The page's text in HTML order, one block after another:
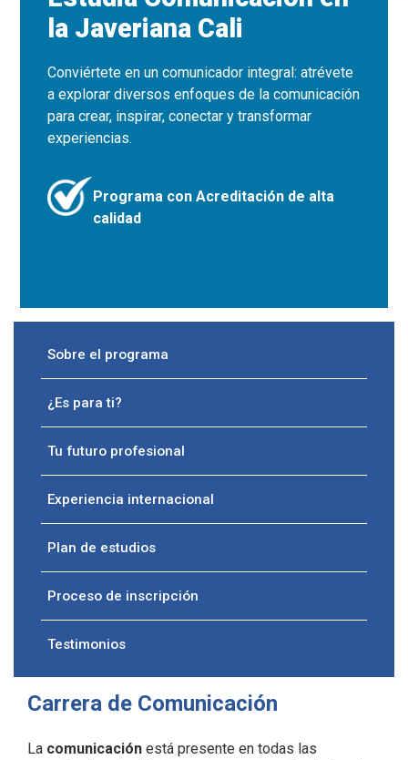
la Javeriana Cali
Conviértete en un comunicador integral: atrévete
a explorar diversos enfoques de la comunicación
para crear, inspirar, conectar y transformar
experiencias.
Programa con Acreditación de alta
calidad
Sobre el programa
¿Es para ti?
Tu futuro profesional
Experiencia internacional
Plan de estudios
Proceso de inscripción
Testimonios
Carrera de Comunicación
La comunicación está presente en todas las